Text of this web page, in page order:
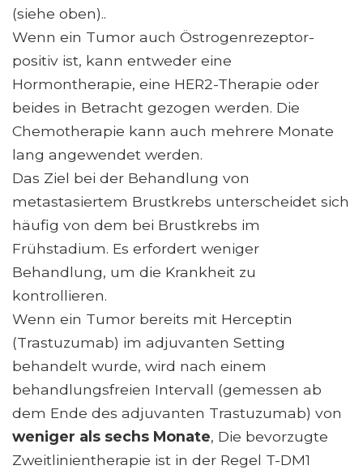
(siehe oben)..
Wenn ein Tumor auch Östrogenrezeptor-
positiv ist, kann entweder eine
Hormontherapie, eine HER2-Therapie oder
beides in Betracht gezogen werden. Die
Chemotherapie kann auch mehrere Monate
lang angewendet werden.
Das Ziel bei der Behandlung von
metastasiertem Brustkrebs unterscheidet sich
häufig von dem bei Brustkrebs im
Frühstadium. Es erfordert weniger
Behandlung, um die Krankheit zu
kontrollieren.
Wenn ein Tumor bereits mit Herceptin
(Trastuzumab) im adjuvanten Setting
behandelt wurde, wird nach einem
behandlungsfreien Intervall (gemessen ab
dem Ende des adjuvanten Trastuzumab) von
weniger als sechs Monate, Die bevorzugte
Zweitlinientherapie ist in der Regel T-DM1